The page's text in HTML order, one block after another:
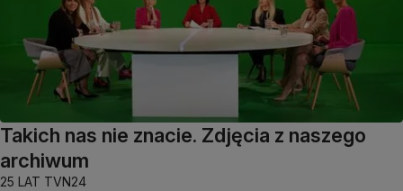
Takich nas nie znacie. Zdjęcia z naszego
archiwum
25 LAT TVN24